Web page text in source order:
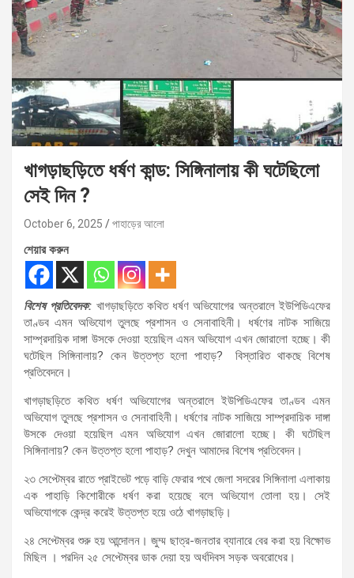
খাগড়াছড়িতে ধর্ষণ কান্ড: সিঙ্গিনালায় কী ঘটেছিলো
সেই দিন ?
October 6, 2025 পাহাড়ের আলো
শেয়ার করুন
বিশেষ প্রতিবেদক: খাগড়াছড়িতে কথিত ধর্ষণ অভিযোগের অন্তরালে ইউপিডিএফের
তাণ্ডব এমন অভিযোগ তুলছে প্রশাসন ও সেনাবাহিনী। ধর্ষণের নাটক সাজিয়ে
সাম্প্রদায়িক দাঙ্গা উসকে দেওয়া হয়েছিল এমন অভিযোগ এখন জোরালো হচ্ছে। কী
ঘটেছিল সিঙ্গিনালায়? কেন উত্তপ্ত হলো পাহাড়? বিস্তারিত থাকছে বিশেষ
প্রতিবেদনে।
খাগড়াছড়িতে কথিত ধর্ষণ অভিযোগের অন্তরালে ইউপিডিএফের তাণ্ডব এমন
অভিযোগ তুলছে প্রশাসন ও সেনাবাহিনী। ধর্ষণের নাটক সাজিয়ে সাম্প্রদায়িক দাঙ্গা
উসকে দেওয়া হয়েছিল এমন অভিযোগ এখন জোরালো হচ্ছে। কী ঘটেছিল
সিঙ্গিনালায়? কেন উত্তপ্ত হলো পাহাড়? দেখুন আমাদের বিশেষ প্রতিবেদন।
২৩ সেপ্টেম্বর রাতে প্রাইভেট পড়ে বাড়ি ফেরার পথে জেলা সদরের সিঙ্গিনালা এলাকায়
এক পাহাড়ি কিশোরীকে ধর্ষণ করা হয়েছে বলে অভিযোগ তোলা হয়। সেই
অভিযোগকে কেন্দ্র করেই উত্তপ্ত হয়ে ওঠে খাগড়াছড়ি।
২৪ সেপ্টেম্বর শুরু হয় আন্দোলন। জুম্ম ছাত্র-জনতার ব্যানারে বের করা হয় বিক্ষোভ
মিছিল । পরদিন ২৫ সেপ্টেম্বর ডাক দেয়া হয় অর্ধদিবস সড়ক অবরোধের।